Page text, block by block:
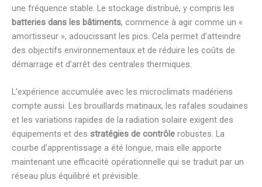
une fréquence stable. Le stockage distribué, y compris les
batteries dans les bâtiments, commence à agir comme un «
amortisseur », adoucissant les pics. Cela permet d’atteindre
des objectifs environnementaux et de réduire les coûts de
démarrage et d’arrêt des centrales thermiques.
L’expérience accumulée avec les microclimats madériens
compte aussi. Les brouillards matinaux, les rafales soudaines
et les variations rapides de la radiation solaire exigent des
équipements et des stratégies de contrôle robustes. La
courbe d’apprentissage a été longue, mais elle apporte
maintenant une efficacité opérationnelle qui se traduit par un
réseau plus équilibré et prévisible.